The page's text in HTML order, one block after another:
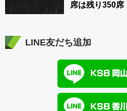
席は残り350
LINE友だち追加